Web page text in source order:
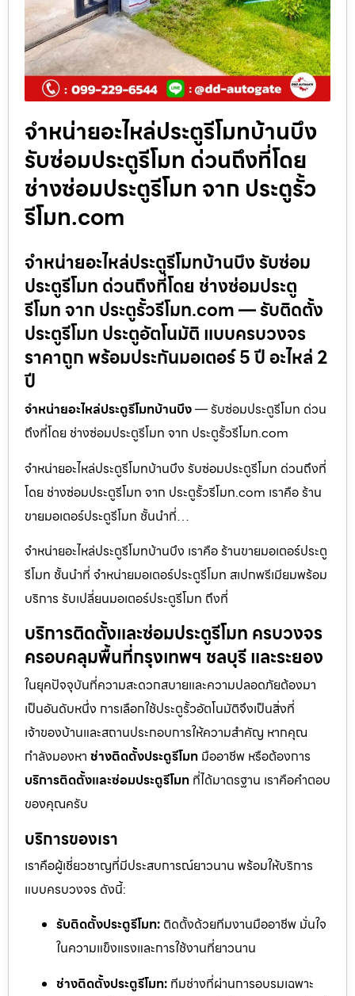
จำหน่ายอะไหล่ประตูรีโมทบ้านบึง
รับซ่อมประตูรีโมท ด่วนถึงที่โดย
ช่างซ่อมประตูรีโมท จาก ประตูรั้ว
รีโมท.com
จำหน่ายอะไหล่ประตูรีโมทบ้านบึง รับซ่อม
ประตูรีโมท ด่วนถึงที่โดย ช่างซ่อมประตู
รีโมท จาก ประตูรั้วรีโมท.com — รับติดตั้ง
ประตูรีโมท ประตูอัตโนมัติ แบบครบวงจร
ราคาถูก พร้อมประกันมอเตอร์ 5 ปี อะไหล่ 2
ปี
จำหน่ายอะไหล่ประตูรีโมทบ้านบึง— รับซ่อมประตูรีโมท ด่วน
ถึงที่โดย ช่างซ่อมประตูรีโมท จาก ประตูรั้วรีโมท.com
จำหน่ายอะไหล่ประตูรีโมทบ้านบึง รับซ่อมประตูรีโมท ด่วนถึงที่
โดย ช่างซ่อมประตูรีโมท จาก ประตูรั้วรีโมท.com เราคือ ร้าน
ขายมอเตอร์ประตูรีโมท ชั้นนำที่…
จำหน่ายอะไหล่ประตูรีโมทบ้านบึง เราคือ ร้านขายมอเตอร์ประตู
รีโมท ชั้นนำที่ จำหน่ายมอเตอร์ประตูรีโมท สเปกพรีเมียมพร้อม
บริการ รับเปลี่ยนมอเตอร์ประตูรีโมท ถึงที่
บริการติดตั้งและซ่อมประตูรีโมท ครบวงจร
ครอบคลุมพื้นที่กรุงเทพฯ ชลบุรี และระยอง
ในยุคปัจจุบันที่ความสะดวกสบายและความปลอดภัยต้องมา
เป็นอันดับหนึ่ง การเลือกใช้ประตูรั้วอัตโนมัติจึงเป็นสิ่งที่
เจ้าของบ้านและสถานประกอบการให้ความสำคัญ หากคุณ
กำลังมองหา ช่างติดตั้งประตูรีโมท มืออาชีพ หรือต้องการ
บริการติดตั้งและซ่อมประตูรีโมท ที่ได้มาตรฐาน เราคือคำตอบ
ของคุณครับ
บริการของเรา
เราคือผู้เชี่ยวชาญที่มีประสบการณ์ยาวนาน พร้อมให้บริการ
แบบครบวงจร ดังนี้:
รับติดตั้งประตูรีโมท: ติดตั้งด้วยทีมงานมืออาชีพ มั่นใจ
ในความแข็งแรงและการใช้งานที่ยาวนาน
ช่างติดตั้งประตูรีโมท: ทีมช่างที่ผ่านการอบรมเฉพาะ